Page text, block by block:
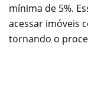
mínima de 5%.
acessar imóveis
tornando o